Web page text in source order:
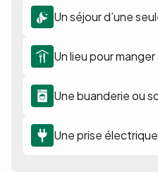
Un séjour d’une
Un lieu pour
Une buanderie ou
Une prise électrique